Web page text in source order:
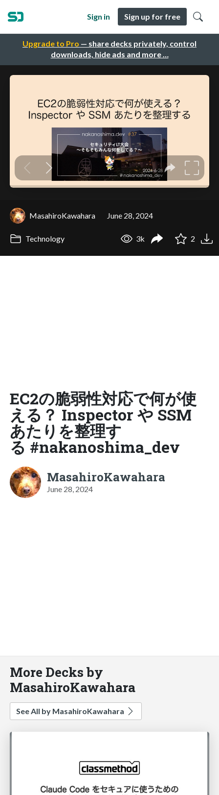
Upgrade to Pro — share decks privately, control
downloads, hide ads and more …
Sign in Sign up for free
MasahiroKawahara June 28, 2024
Technology 3k 2
EC2の脆弱性対応で何が使
える？ Inspector や SSM
あたりを整理す
る #nakanoshima_dev
MasahiroKawahara
June 28, 2024
More Decks by
MasahiroKawahara
See All by MasahiroKawahara